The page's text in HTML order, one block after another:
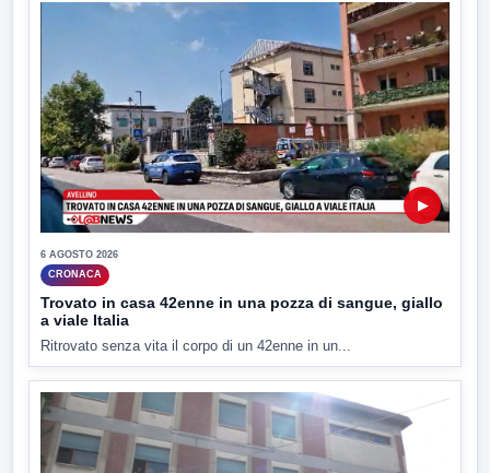
▶
6 AGOSTO 2026
CRONACA
Trovato in casa 42enne in una pozza di sangue, giallo
a viale Italia
Ritrovato senza vita il corpo di un 42enne in un...